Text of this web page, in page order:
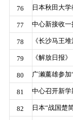
76 日本秋田大
77 中心新接收
78 《长沙马王
79 《解放日报
80 广濑薰雄参
81 中心召开新
82 日本“战国楚